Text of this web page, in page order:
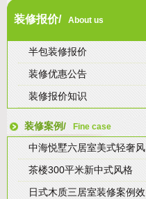
装修报价/ About us
半包装修报价
装修优惠公告
装修报价知识
装修案例/ Fine case
中海悦墅六居室美式轻奢风
茶楼300平米新中式风格
日式木质三居室装修案例效